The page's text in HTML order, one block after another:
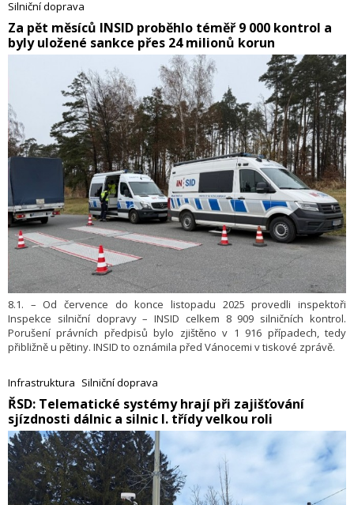
pozitivně ovlivňuje nehodovost řidičů.
Silniční doprava
​Za pět měsíců INSID proběhlo téměř 9 000 kontrol a
byly uložené sankce přes 24 milionů korun
8.1. – Od července do konce listopadu 2025 provedli inspektoři
Inspekce silniční dopravy – INSID celkem 8 909 silničních kontrol.
Porušení právních předpisů bylo zjištěno v 1 916 případech, tedy
přibližně u pětiny. INSID to oznámila před Vánocemi v tiskové zprávě.
Infrastruktura Silniční doprava
​ŘSD: Telematické systémy hrají při zajišťování
sjízdnosti dálnic a silnic I. třídy velkou roli